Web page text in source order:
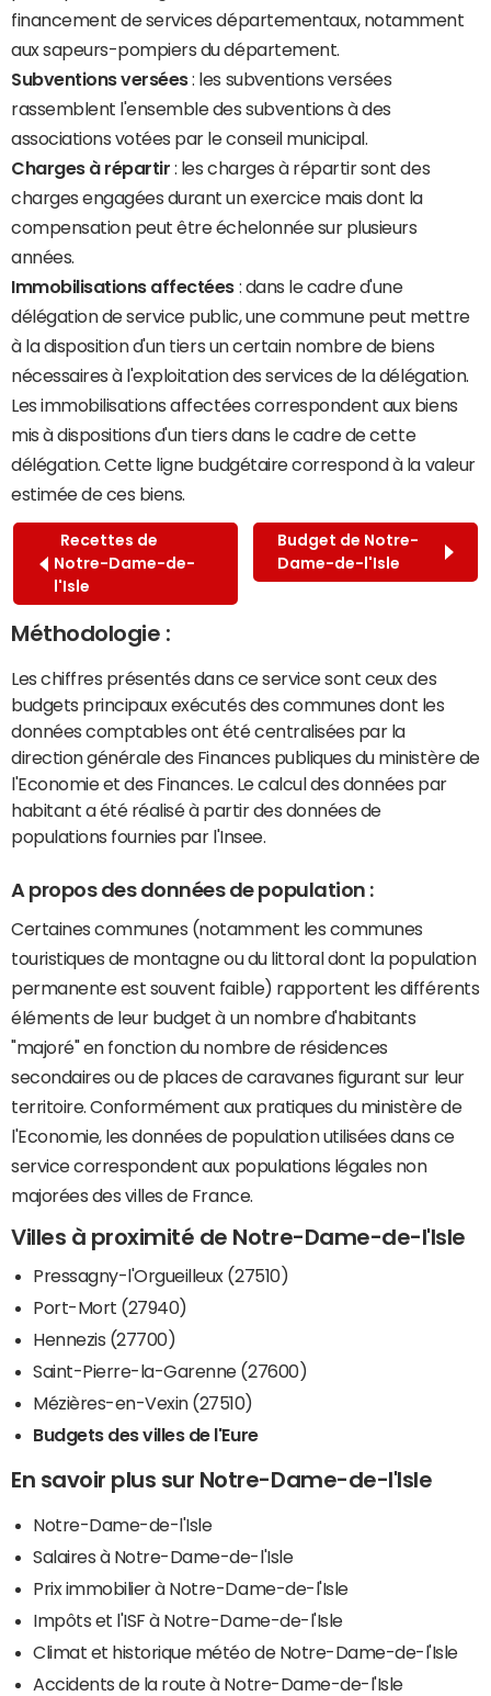
financement de services départementaux, notamment
aux sapeurs-pompiers du département.
Subventions versées: les subventions versées
rassemblent l'ensemble des subventions à des
associations votées par le conseil municipal.
Charges à répartir : les charges à répartir sont des
charges engagées durant un exercice mais dont la
compensation peut être échelonnée sur plusieurs
années.
Immobilisations affectées : dans le cadre d'une
délégation de service public, une commune peut mettre
à la disposition d'un tiers un certain nombre de biens
nécessaires à l'exploitation des services de la délégation.
Les immobilisations affectées correspondent aux biens
mis à dispositions d'un tiers dans le cadre de cette
délégation. Cette ligne budgétaire correspond à la valeur
estimée de ces biens.
Recettes de
Notre-Dame-de-
l'Isle
Budget de Notre-
Dame-de-l'Isle
Méthodologie :
Les chiffres présentés dans ce service sont ceux des
budgets principaux exécutés des communes dont les
données comptables ont été centralisées par la
direction générale des Finances publiques du ministère de
l'Economie et des Finances. Le calcul des données par
habitant a été réalisé à partir des données de
populations fournies par l'Insee.
A propos des données de population :
Certaines communes (notamment les communes
touristiques de montagne ou du littoral dont la population
permanente est souvent faible) rapportent les différents
éléments de leur budget à un nombre d'habitants
"majoré" en fonction du nombre de résidences
secondaires ou de places de caravanes figurant sur leur
territoire. Conformément aux pratiques du ministère de
l'Economie, les données de population utilisées dans ce
service correspondent aux populations légales non
majorées des villes de France.
Villes à proximité de Notre-Dame-de-l'Isle
Pressagny-l'Orgueilleux (27510)
Port-Mort (27940)
Hennezis (27700)
Saint-Pierre-la-Garenne (27600)
Mézières-en-Vexin (27510)
Budgets des villes de l'Eure
En savoir plus sur Notre-Dame-de-l'Isle
Notre-Dame-de-l'Isle
Salaires à Notre-Dame-de-l'Isle
Prix immobilier à Notre-Dame-de-l'Isle
Impôts et l'ISF à Notre-Dame-de-l'Isle
Climat et historique météo de Notre-Dame-de-l'Isle
Accidents de la route à Notre-Dame-de-l'Isle